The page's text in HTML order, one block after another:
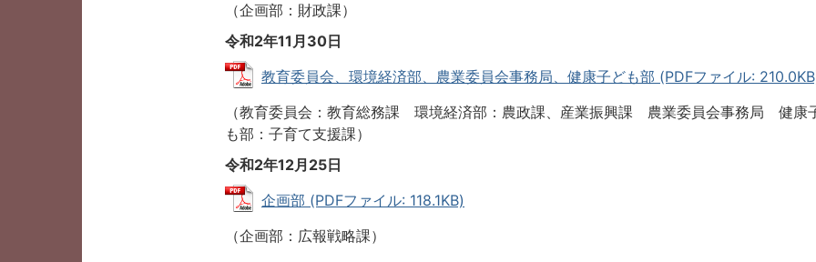
（企画部：財政課）
令和2年11月30日
教育委員会、環境経済部、農業委員会事務局、健康子ども部 (PDFファイル:
（教育委員会：教育総務課 環境経済部：農政課、産業振興課 農業委員会事務局 健康
も部：子育て支援課）
令和2年12月25日
企画部 (PDFファイル: 118.1KB)
（企画部：広報戦略課）